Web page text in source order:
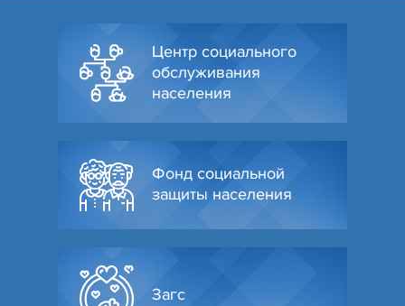
Центр социального
обслуживания
населения
Фонд социальной
защиты населения
Загс